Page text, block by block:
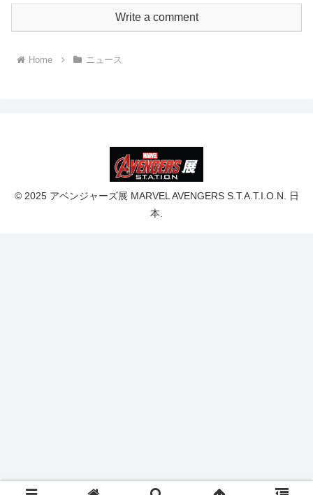
Write a comment
Home ニュース
© 2025 アベンジャーズ展 MARVEL AVENGERS S.T.A.T.I.O.N. 日
本.